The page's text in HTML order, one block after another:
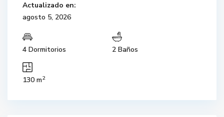
Actualizado en:
agosto 5, 2026
4 Dormitorios 2 Baños
130 m2